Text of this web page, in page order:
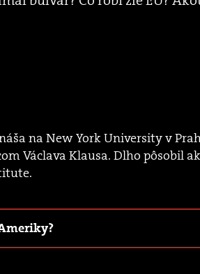
na New York University v
Václava Klausa. Dlho pôsobil